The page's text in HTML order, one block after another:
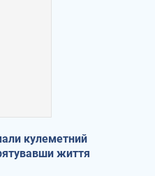
кулеметний
життя